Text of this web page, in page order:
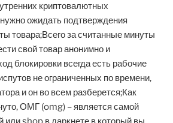
криптовалютных
ожидать подтверждения
товара;Всего за считанные минуты
свой товар анонимно и
блокировки всегда есть рабочие
не ограниченных по времени,
и он во всем разберется;Как
ОМГ (omg) – является самой